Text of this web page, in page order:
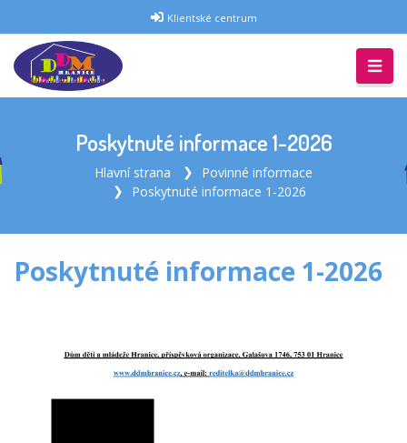
Klientské centrum
Poskytnuté informace 1-2026
Hlavní strana
Povinné informace
Poskytnuté informace 1-2026
Poskytnuté informace 1-2026